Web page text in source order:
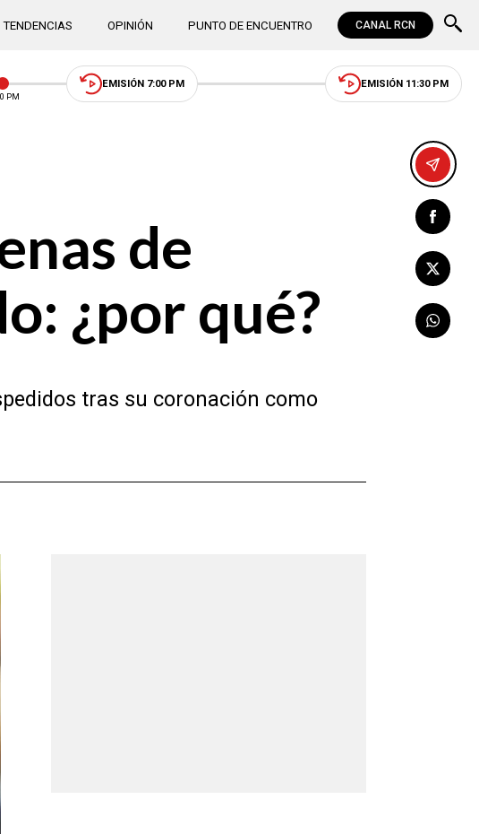
TENDENCIAS OPINIÓN PUNTO DE ENCUENTRO CANAL RCN
PM
EMISIÓN 7:00 PM EMISIÓN 11:30 PM
de
¿por qué?
tras su coronación como